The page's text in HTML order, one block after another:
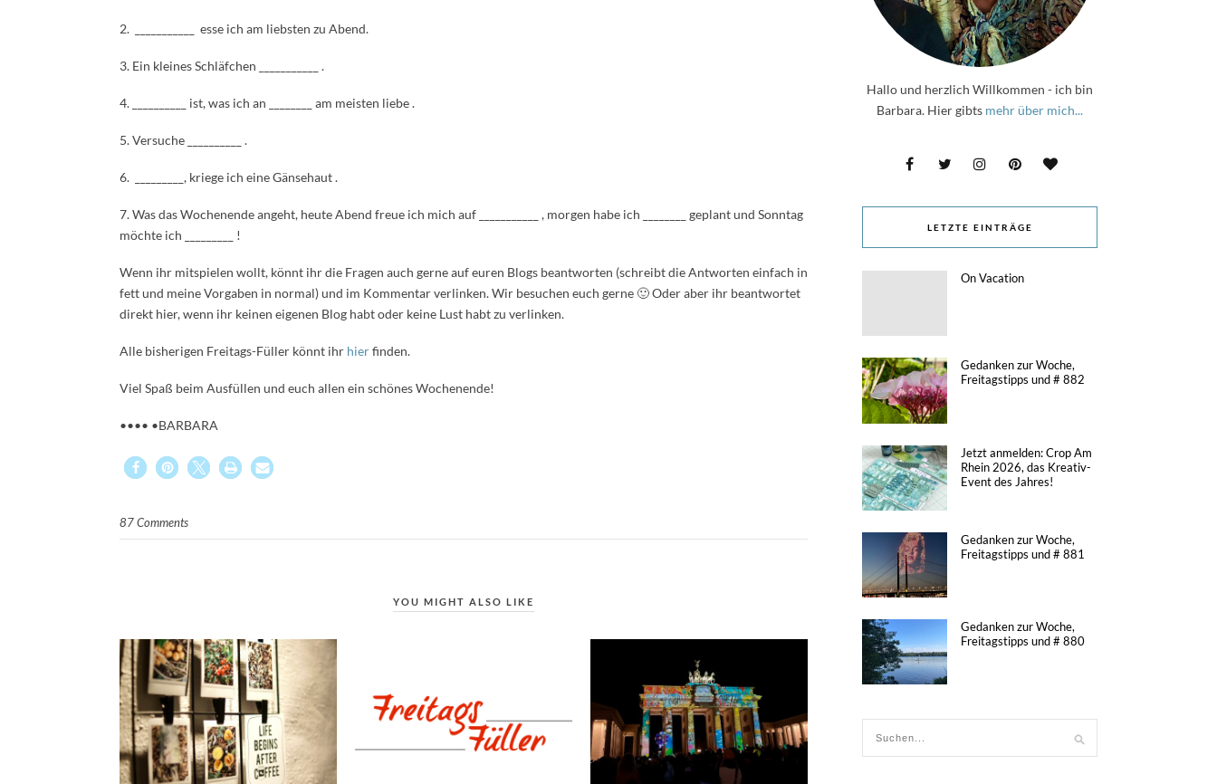
2. ___________ esse ich am liebsten zu Abend.
3. Ein kleines Schläfchen ___________ .
4. __________ ist, was ich an ________ am meisten liebe .
5. Versuche __________ .
6. _________, kriege ich eine Gänsehaut .
7. Was das Wochenende angeht, heute Abend freue ich mich auf ___________ , morgen habe ich ________ geplant und Sonntag
möchte ich _________ !
Wenn ihr mitspielen wollt, könnt ihr die Fragen auch gerne auf euren Blogs beantworten (schreibt die Antworten einfach in
fett und meine Vorgaben in normal) und im Kommentar verlinken. Wir besuchen euch gerne 🙂 Oder aber ihr beantwortet
direkt hier, wenn ihr keinen eigenen Blog habt oder keine Lust habt zu verlinken.
Alle bisherigen Freitags-Füller könnt ihr hierfinden.
Viel Spaß beim Ausfüllen und euch allen ein schönes Wochenende!
•••• •BARBARA
87 Comments
YOU MIGHT ALSO LIKE
Hallo und herzlich Willkommen - ich bin
Barbara. Hier gibts mehr über mich...
LETZTE EINTRÄGE
On Vacation
Gedanken zur Woche,
Freitagstipps und # 882
Jetzt anmelden: Crop Am
Rhein 2026, das Kreativ-
Event des Jahres!
Gedanken zur Woche,
Freitagstipps und # 881
Gedanken zur Woche,
Freitagstipps und # 880